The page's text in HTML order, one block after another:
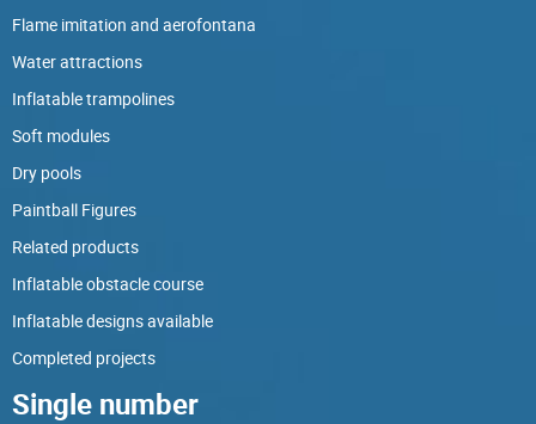
Flame imitation and aerofontana
Water attractions
Inflatable trampolines
Soft modules
Dry pools
Paintball Figures
Related products
Inflatable obstacle course
Inflatable designs available
Completed projects
Single number